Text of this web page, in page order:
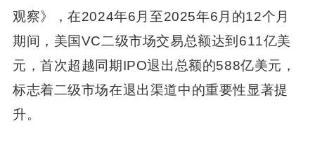
观察》，在2024年6月至2025年6月的12个月
期间，美国VC二级市场交易总额达到611亿美
元，首次超越同期IPO退出总额的588亿美元，
标志着二级市场在退出渠道中的重要性显著提
升。